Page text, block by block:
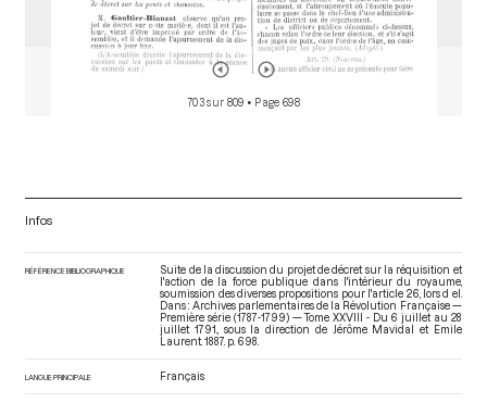
703 sur 809 • Page 698
Infos
RÉFÉRENCE BIBLIOGRAPHIQUE
Suite de la discussion du projet de décret sur la réquisition et
l'action de la force publique dans l'intérieur du royaume,
soumission des diverses propositions pour l'article 26, lors d el.
Dans : Archives parlementaires de la Révolution Française —
Première série (1787-1799) — Tome XXVIII - Du 6 juillet au 28
juillet 1791.
, sous la direction de Jérôme Mavidal et Emile
Laurent. 1887. p. 698.
LANGUE PRINCIPALE Français